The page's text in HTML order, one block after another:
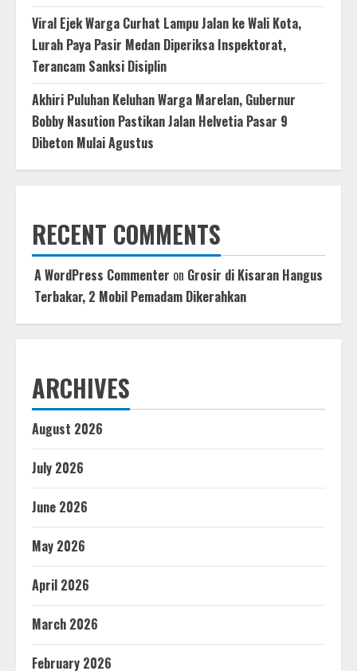
Viral Ejek Warga Curhat Lampu Jalan ke Wali Kota,
Lurah Paya Pasir Medan Diperiksa Inspektorat,
Terancam Sanksi Disiplin
Akhiri Puluhan Keluhan Warga Marelan, Gubernur
Bobby Nasution Pastikan Jalan Helvetia Pasar 9
Dibeton Mulai Agustus
RECENT COMMENTS
A WordPress Commenter on Grosir di Kisaran Hangus
Terbakar, 2 Mobil Pemadam Dikerahkan
ARCHIVES
August 2026
July 2026
June 2026
May 2026
April 2026
March 2026
February 2026